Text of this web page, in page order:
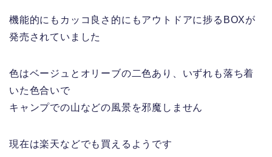
機能的にもカッコ良さ的にもアウトドアに捗るBOXが
発売されていました
色はベージュとオリーブの二色あり、いずれも落ち着
いた色合いで
キャンプでの山などの風景を邪魔しません
現在は楽天などでも買えるようです